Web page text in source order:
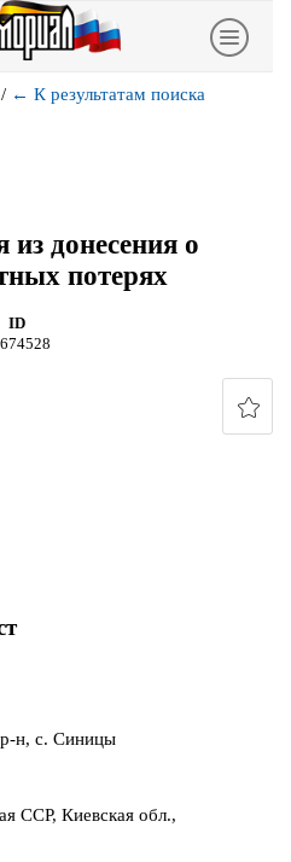
/ ← К результатам поиска
донесения о
потерях
ID
р-н, с. Синицы
ССР, Киевская обл.,